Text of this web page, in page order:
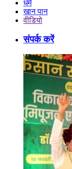
धर्म
खान पान
वीडियो
संपर्क करें